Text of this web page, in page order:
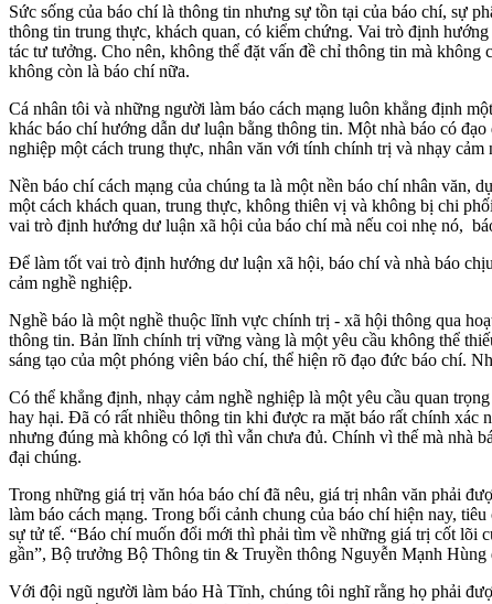
Sức sống của báo chí là thông tin nhưng sự tồn tại của báo chí, sự
thông tin trung thực, khách quan, có kiểm chứng. Vai trò định
tác tư tưởng. Cho nên, không thể đặt vấn đề chỉ thông tin mà
không còn là báo chí nữa.
Cá nhân tôi và những người làm báo cách mạng luôn khẳng định
khác báo chí hướng dẫn dư luận bằng thông tin. Một nhà báo có
nghiệp một cách trung thực, nhân văn với tính chính trị và nhạy
Nền báo chí cách mạng của chúng ta là một nền báo chí nhân văn,
một cách khách quan, trung thực, không thiên vị và không bị chi
vai trò định hướng dư luận xã hội của báo chí mà nếu coi nhẹ nó,
Để làm tốt vai trò định hướng dư luận xã hội, báo chí và nhà báo
cảm nghề nghiệp.
Nghề báo là một nghề thuộc lĩnh vực chính trị - xã hội thông qua
thông tin. Bản lĩnh chính trị vững vàng là một yêu cầu không thể
sáng tạo của một phóng viên báo chí, thể hiện rõ đạo đức báo chí.
Có thể khẳng định, nhạy cảm nghề nghiệp là một yêu cầu quan
hay hại. Đã có rất nhiều thông tin khi được ra mặt báo rất chính xác
nhưng đúng mà không có lợi thì vẫn chưa đủ. Chính vì thế mà nhà
đại chúng.
Trong những giá trị văn hóa báo chí đã nêu, giá trị nhân văn phải
làm báo cách mạng. Trong bối cảnh chung của báo chí hiện nay,
sự tử tế. “Báo chí muốn đổi mới thì phải tìm về những giá trị cốt lõi
gần”, Bộ trưởng Bộ Thông tin & Truyền thông Nguyễn Mạnh
Với đội ngũ người làm báo Hà Tĩnh, chúng tôi nghĩ rằng họ phải